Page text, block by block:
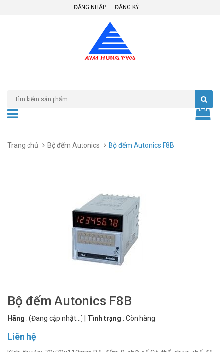
ĐĂNG NHẬP ĐĂNG KÝ
Trang chủ Bộ đếm Autonics Bộ đếm Autonics F8B
Bộ đếm Autonics F8B
Hãng : (Đang cập nhật...) Tình trạng : Còn hàng
Liên hệ